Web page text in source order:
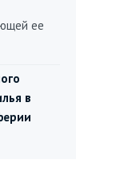
ее
в